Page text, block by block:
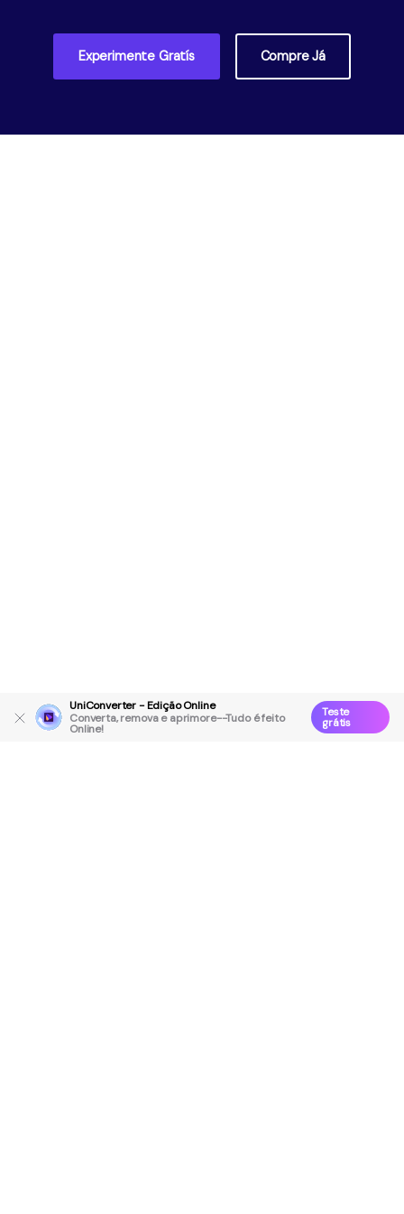
Experimente Gratís Compre Já
UniConverter - Edição Online
Converta, remova e aprimore--Tudo é feito
Online!
Teste
grátis